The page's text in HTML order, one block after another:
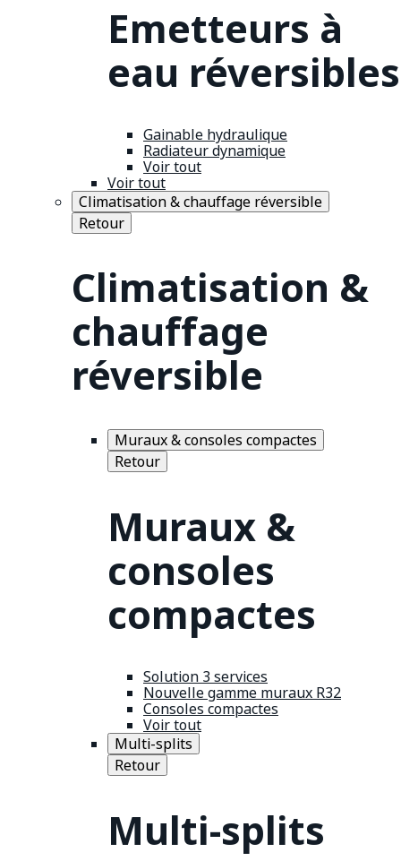
Emetteurs à
eau réversibles
Gainable hydraulique
Radiateur dynamique
Voir tout
Voir tout
Climatisation & chauffage réversible
Retour
Climatisation &
chauffage
réversible
Muraux & consoles compactes
Retour
Muraux &
consoles
compactes
Solution 3 services
Nouvelle gamme muraux R32
Consoles compactes
Voir tout
Multi-splits
Retour
Multi-splits